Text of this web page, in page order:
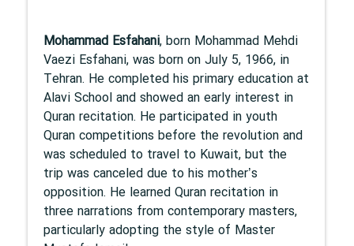
Mohammad Esfahani, born Mohammad Mehdi
Vaezi Esfahani, was born on July 5, 1966, in
Tehran. He completed his primary education at
Alavi School and showed an early interest in
Quran recitation. He participated in youth
Quran competitions before the revolution and
was scheduled to travel to Kuwait, but the
trip was canceled due to his mother’s
opposition. He learned Quran recitation in
three narrations from contemporary masters,
particularly adopting the style of Master